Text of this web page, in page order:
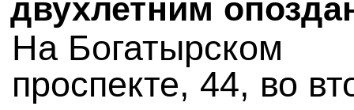
двухлетним
На Богатырском
проспекте, 44, во